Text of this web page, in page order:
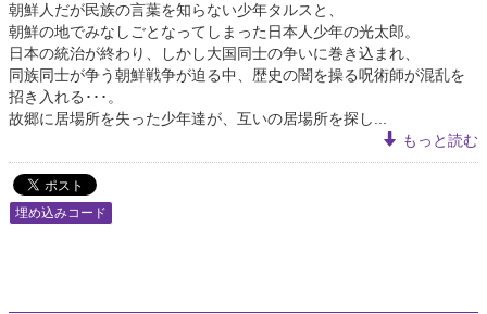
朝鮮人だが民族の言葉を知らない少年タルスと、
朝鮮の地でみなしごとなってしまった日本人少年の光太郎。
日本の統治が終わり、しかし大国同士の争いに巻き込まれ、
同族同士が争う朝鮮戦争が迫る中、歴史の闇を操る呪術師が混乱を
招き入れる･･･。
故郷に居場所を失った少年達が、互いの居場所を探し...
もっと読む
埋め込みコード